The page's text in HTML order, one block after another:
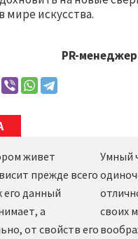
мире искусства.
PR-
живет
прежде всего
его данный
а
от свойств его
Умный
своих